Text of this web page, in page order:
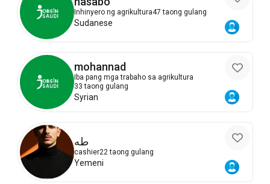
Inhinyero ng agrikultura47 taong gulang
Sudanese
mohannad
Iba pang mga trabaho sa agrikultura
33 taong gulang
Syrian
طه
cashier22 taong gulang
Yemeni